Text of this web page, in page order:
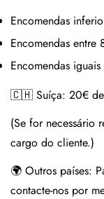
Encomendas
Encomendas
Encomendas
🇨🇭 Suíça: 20€
(Se for necessário
cargo do cliente.)
🌍 Outros países:
contacte-nos por